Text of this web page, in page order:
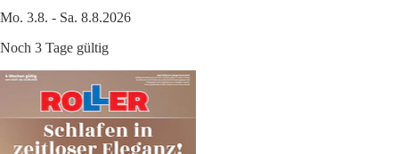
Mo. 3.8. - Sa. 8.8.2026
Noch 3 Tage gültig